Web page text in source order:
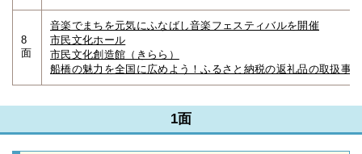
8
面
音楽でまちを元気にふなばし音楽フェスティバルを開催
市民文化ホール
市民文化創造館（きらら）
船橋の魅力を全国に広めよう！ふるさと納税の返礼品の取扱事
1面